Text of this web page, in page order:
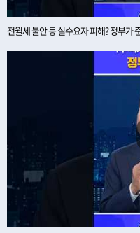
전월세 불안 등 실수요자 피해? 정부가